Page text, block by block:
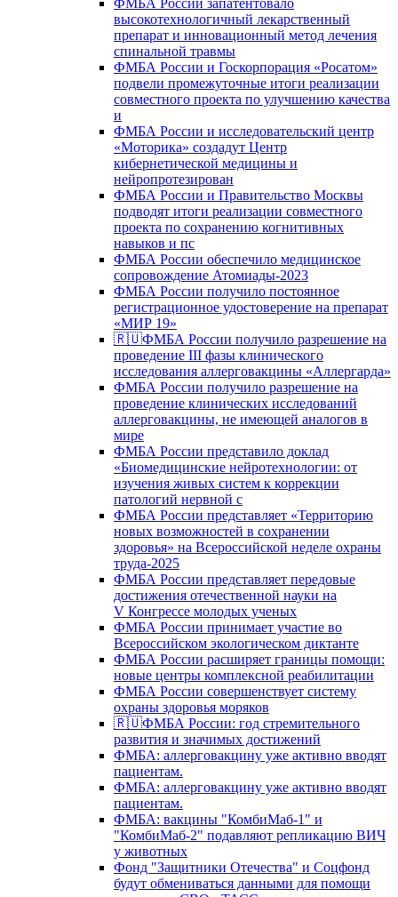
ФМБА России запатентовало
высокотехнологичный лекарственный
препарат и инновационный метод лечения
спинальной травмы
ФМБА России и Госкорпорация «Росатом»
подвели промежуточные итоги реализации
совместного проекта по улучшению качества
и
ФМБА России и исследовательский центр
«Моторика» создадут Центр
кибернетической медицины и
нейропротезирован
ФМБА России и Правительство Москвы
подводят итоги реализации совместного
проекта по сохранению когнитивных
навыков и пс
ФМБА России обеспечило медицинское
сопровождение Атомиады-2023
ФМБА России получило постоянное
регистрационное удостоверение на препарат
«МИР 19»
🇷🇺ФМБА России получило разрешение на
проведение III фазы клинического
исследования аллерговакцины «Аллергарда»
ФМБА России получило разрешение на
проведение клинических исследований
аллерговакцины, не имеющей аналогов в
мире
ФМБА России представило доклад
«Биомедицинские нейротехнологии: от
изучения живых систем к коррекции
патологий нервной с
ФМБА России представляет «Территорию
новых возможностей в сохранении
здоровья» на Всероссийской неделе охраны
труда-2025
ФМБА России представляет передовые
достижения отечественной науки на
V Конгрессе молодых ученых
ФМБА России принимает участие во
Всероссийском экологическом диктанте
ФМБА России расширяет границы помощи:
новые центры комплексной реабилитации
ФМБА России совершенствует систему
охраны здоровья моряков
🇷🇺ФМБА России: год стремительного
развития и значимых достижений
ФМБА: аллерговакцину уже активно вводят
пациентам.
ФМБА: аллерговакцину уже активно вводят
пациентам.
ФМБА: вакцины "КомбиМаб-1" и
"КомбиМаб-2" подавляют репликацию ВИЧ
у животных
Фонд "Защитники Отечества" и Соцфонд
будут обмениваться данными для помощи